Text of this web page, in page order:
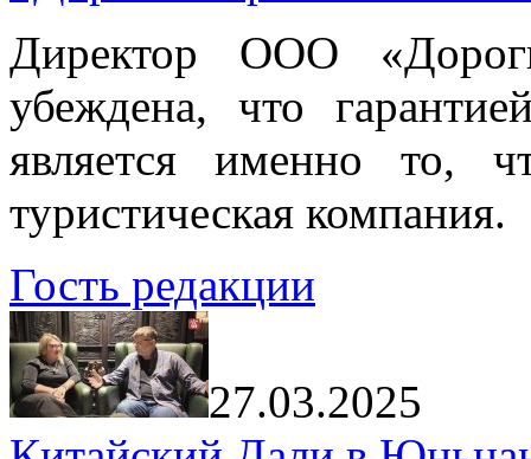
Директор ООО
убеждена, что
является именно то,
туристическая компания.
Гость редакции
27.03.2025